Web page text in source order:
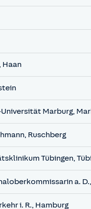
Haan
Marburg,
Ruschberg
Tübingen,
a.
i. R., Hamburg